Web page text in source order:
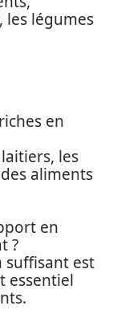
légumes
en
les
aliments
en
?
suffisant est
essentiel